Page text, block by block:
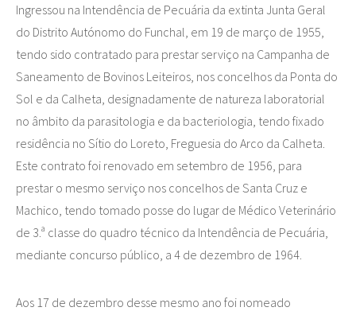
Ingressou na Intendência de Pecuária da extinta Junta Geral
do Distrito Autónomo do Funchal, em 19 de março de 1955,
tendo sido contratado para prestar serviço na Campanha de
Saneamento de Bovinos Leiteiros, nos concelhos da Ponta do
Sol e da Calheta, designadamente de natureza laboratorial
no âmbito da parasitologia e da bacteriologia, tendo fixado
residência no Sítio do Loreto, Freguesia do Arco da Calheta.
Este contrato foi renovado em setembro de 1956, para
prestar o mesmo serviço nos concelhos de Santa Cruz e
Machico, tendo tomado posse do lugar de Médico Veterinário
de 3.ª classe do quadro técnico da Intendência de Pecuária,
mediante concurso público, a 4 de dezembro de 1964.
Aos 17 de dezembro desse mesmo ano foi nomeado